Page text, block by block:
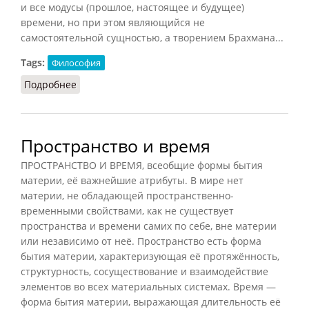
и все модусы (прошлое, настоящее и будущее)
времени, но при этом являющийся не
самостоятельной сущностью, а творением Брахмана...
Tags:
Философия
Подробнее
Пространство и время
ПРОСТРАНСТВО И ВРЕМЯ, всеобщие формы бытия
материи, её важнейшие атрибуты. В мире нет
материи, не обладающей пространственно-
временными свойствами, как не существует
пространства и времени самих по себе, вне материи
или независимо от неё. Пространство есть форма
бытия материи, характеризующая её протяжённость,
структурность, сосуществование и взаимодействие
элементов во всех материальных системах. Время —
форма бытия материи, выражающая длительность её